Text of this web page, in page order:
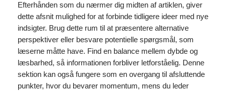
Efterhånden som du nærmer dig midten af artiklen, giver
dette afsnit mulighed for at forbinde tidligere ideer med nye
indsigter. Brug dette rum til at præsentere alternative
perspektiver eller besvare potentielle spørgsmål, som
læserne måtte have. Find en balance mellem dybde og
læsbarhed, så informationen forbliver letforståelig. Denne
sektion kan også fungere som en overgang til afsluttende
punkter, hvor du bevarer momentum, mens du leder